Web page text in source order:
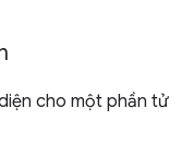
cho một phần tử